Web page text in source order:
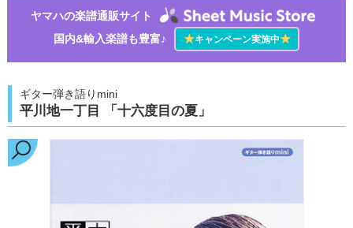
ヤマハの楽譜通販サイト
国内&輸入楽譜も豊富♪
★キャンペーン実施中★
ギター弾き語りmini
平川地一丁目 「十六度目の夏」